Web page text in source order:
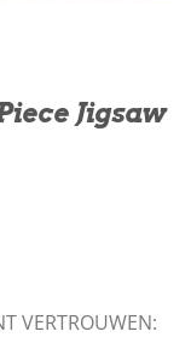
Jigsaw
VERTROUWEN: